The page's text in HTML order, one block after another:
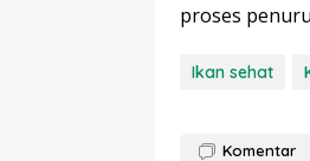
proses
Ikan sehat
Komentar